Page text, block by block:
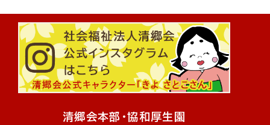
清郷会本部・協和厚生園